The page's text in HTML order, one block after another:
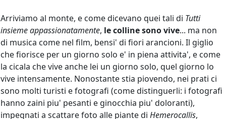
Arriviamo al monte, e come dicevano quei tali di Tutti
insieme appassionatamente, le colline sono vive... ma non
di musica come nel film, bensi' di fiori arancioni. Il giglio
che fiorisce per un giorno solo e' in piena attivita', e come
la cicala che vive anche lei un giorno solo, quel giorno lo
vive intensamente. Nonostante stia piovendo, nei prati ci
sono molti turisti e fotografi (come distinguerli: i fotografi
hanno zaini piu' pesanti e ginocchia piu' doloranti),
impegnati a scattare foto alle piante di Hemerocallis,